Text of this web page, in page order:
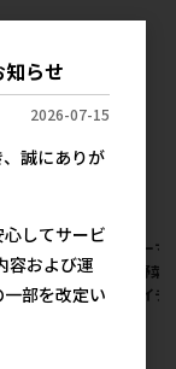
絹紗ビーフ
300g
オシ】【値
[ドギー
ーブ 野
袋)【イチ
らせ
2026-07-15
誠にありが
してサービ
容および運
部を改定い